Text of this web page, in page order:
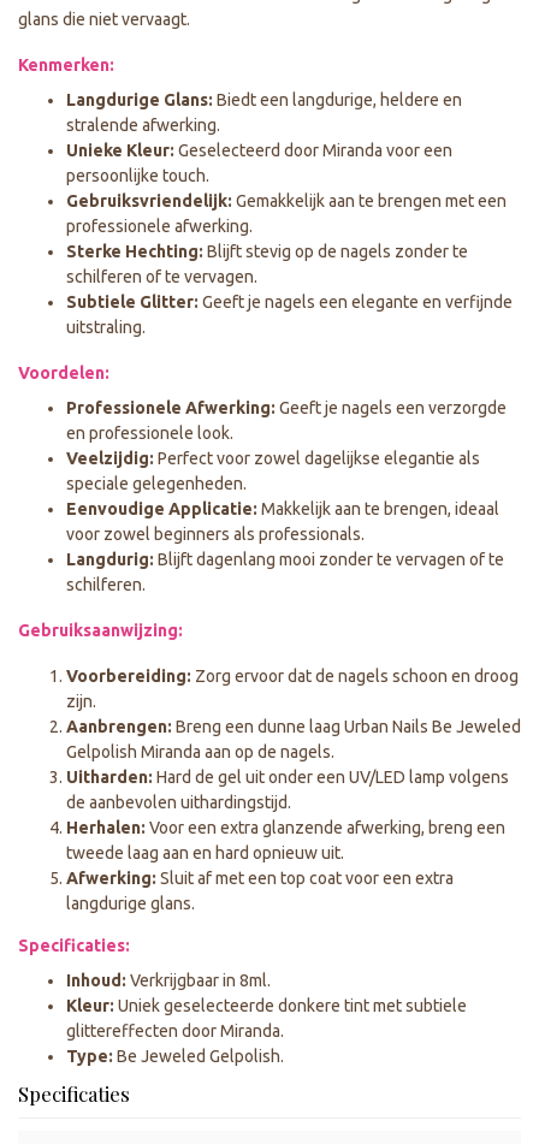
glans die niet vervaagt.
Kenmerken:
Langdurige Glans: Biedt een langdurige, heldere en
stralende afwerking.
Unieke Kleur: Geselecteerd door Miranda voor een
persoonlijke touch.
Gebruiksvriendelijk: Gemakkelijk aan te brengen met een
professionele afwerking.
Sterke Hechting: Blijft stevig op de nagels zonder te
schilferen of te vervagen.
Subtiele Glitter: Geeft je nagels een elegante en verfijnde
uitstraling.
Voordelen:
Professionele Afwerking: Geeft je nagels een verzorgde
en professionele look.
Veelzijdig: Perfect voor zowel dagelijkse elegantie als
speciale gelegenheden.
Eenvoudige Applicatie: Makkelijk aan te brengen, ideaal
voor zowel beginners als professionals.
Langdurig: Blijft dagenlang mooi zonder te vervagen of te
schilferen.
Gebruiksaanwijzing:
Voorbereiding: Zorg ervoor dat de nagels schoon en droog
zijn.
Aanbrengen: Breng een dunne laag Urban Nails Be Jeweled
Gelpolish Miranda aan op de nagels.
Uitharden: Hard de gel uit onder een UV/LED lamp volgens
de aanbevolen uithardingstijd.
Herhalen: Voor een extra glanzende afwerking, breng een
tweede laag aan en hard opnieuw uit.
Afwerking: Sluit af met een top coat voor een extra
langdurige glans.
Specificaties:
Inhoud: Verkrijgbaar in 8ml.
Kleur: Uniek geselecteerde donkere tint met subtiele
glittereffecten door Miranda.
Type: Be Jeweled Gelpolish.
Specificaties